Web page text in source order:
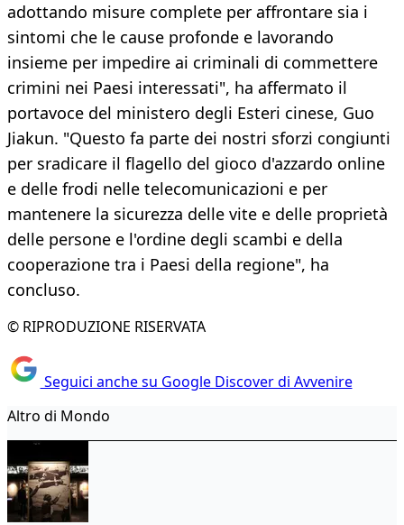
adottando misure complete per affrontare sia i
sintomi che le cause profonde e lavorando
insieme per impedire ai criminali di commettere
crimini nei Paesi interessati", ha affermato il
portavoce del ministero degli Esteri cinese, Guo
Jiakun. "Questo fa parte dei nostri sforzi congiunti
per sradicare il flagello del gioco d'azzardo online
e delle frodi nelle telecomunicazioni e per
mantenere la sicurezza delle vite e delle proprietà
delle persone e l'ordine degli scambi e della
cooperazione tra i Paesi della regione", ha
concluso.
© RIPRODUZIONE RISERVATA
Seguici anche su Google Discover di Avvenire
Altro di Mondo